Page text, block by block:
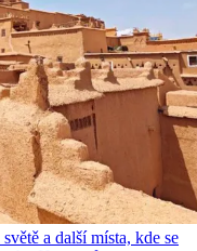
a další místa, kde se